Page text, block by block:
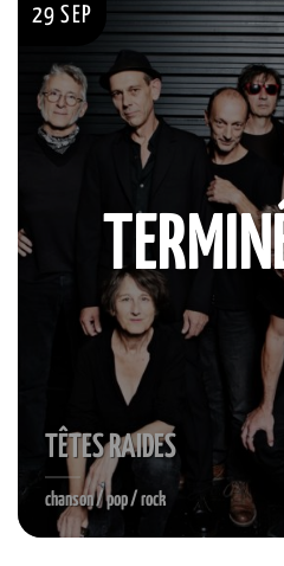
29 SEP
TÊTES RAIDES
chanson / pop / rock